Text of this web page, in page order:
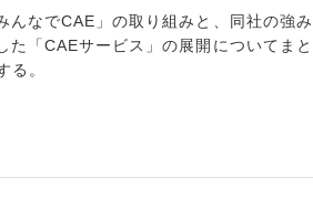
んなでCAE」の取り組みと、同社の強
た「CAEサービス」の展開についてま
る。